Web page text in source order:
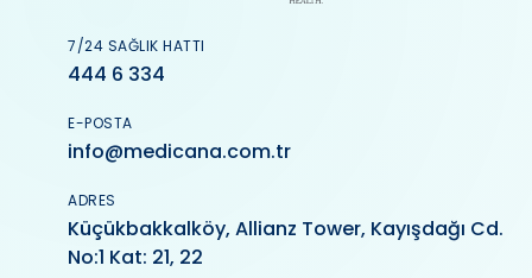
7/24 SAĞLIK HATTI
444 6 334
E-POSTA
info@medicana.com.tr
ADRES
Küçükbakkalköy, Allianz Tower, Kayışdağı Cd.
No:1 Kat: 21, 22